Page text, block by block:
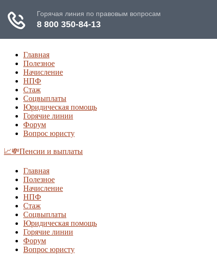
Главная
Полезное
Начисление
НПФ
Стаж
Соцвыплаты
Юридическая помощь
Горячие линии
Форум
Вопрос юристу
📈💸Пенсии и выплаты
Главная
Полезное
Начисление
НПФ
Стаж
Соцвыплаты
Юридическая помощь
Горячие линии
Форум
Вопрос юристу